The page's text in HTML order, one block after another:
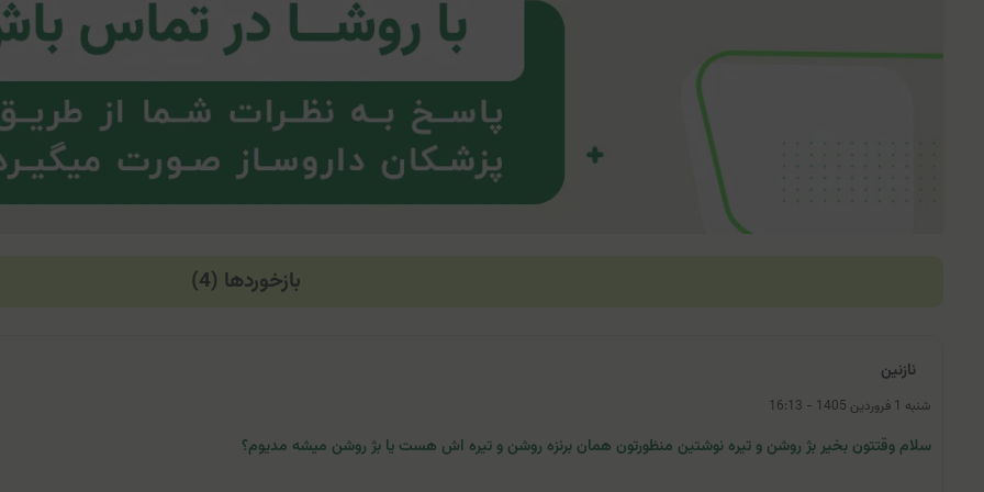
بازخوردها (4)
نازنین
شنبه 1 فروردین 1405 - 16:13
سلام وقتتون بخیر بژ روشن و تیره نوشتین منظورتون همان برنزه روشن و تیره اش هست یا بژ روشن میشه مدیوم؟